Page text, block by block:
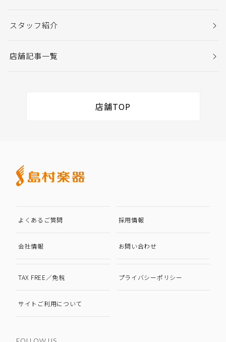
スタッフ紹介
店舗記事一覧
店舗TOP
よくあるご質問 採用情報
会社情報 お問い合わせ
TAX FREE／免税 プライバシーポリシー
サイトご利用について